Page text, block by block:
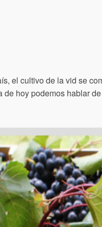
el cultivo de la vid se
de hoy podemos hablar